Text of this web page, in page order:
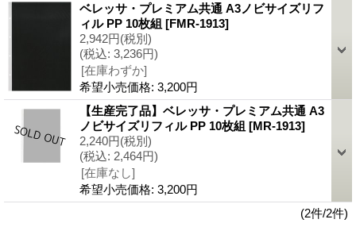
ベレッサ・プレミアム共通 A3ノビサイズリフ
ィル PP 10枚組 [FMR-1913]
2,942円(税別)
(税込: 3,236円)
[在庫わずか]
希望小売価格: 3,200円
【生産完了品】ベレッサ・プレミアム共通 A3
ノビサイズリフィル PP 10枚組 [MR-1913]
2,240円(税別)
(税込: 2,464円)
[在庫なし]
希望小売価格: 3,200円
(2件/2件)